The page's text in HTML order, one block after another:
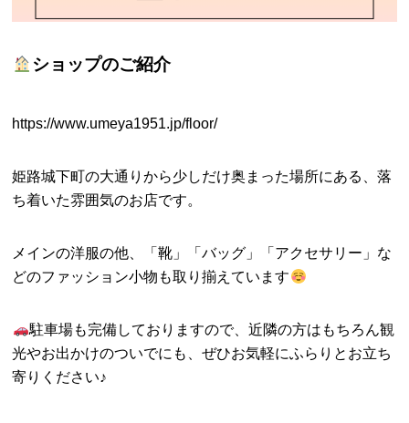
ショップのご紹介
https://www.umeya1951.jp/floor/
姫路城下町の大通りから少しだけ奥まった場所にある、落
ち着いた雰囲気のお店です。
メインの洋服の他、「靴」「バッグ」「アクセサリー」な
どのファッション小物も取り揃えています
駐車場も完備しておりますので、近隣の方はもちろん観
光やお出かけのついでにも、ぜひお気軽にふらりとお立ち
寄りください♪